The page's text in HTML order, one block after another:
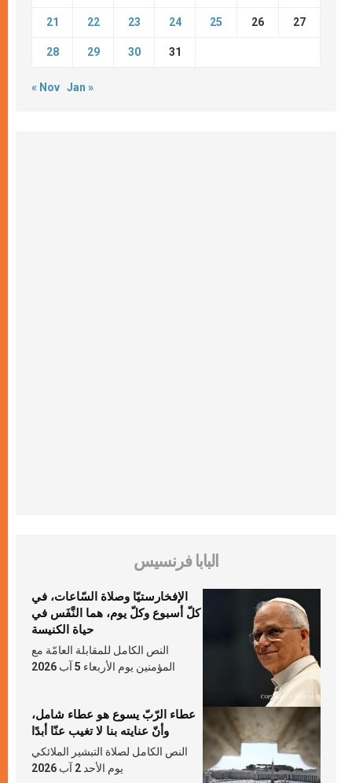
21 22 23 24 25 26 27
28 29 30 31
« Nov Jan »
البابا فرنسيس
الإفخارستيّا وصلاة السّاعات، في
كلّ أسبوع وكلّ يوم، هما النَّفَس في
حياة الكنيسة
النص الكامل للمقابلة العامّة مع
المؤمنين يوم الأربعاء 5 آب 2026
عطاء الرّبّ يسوع هو عطاء شامل،
وأنّ عنايته بنا لا تغيب عنّا أبدًا
النص الكامل لصلاة التبشير الملائكي
يوم الأحد 2 آب 2026